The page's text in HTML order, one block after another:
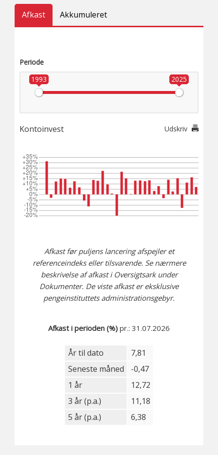
Afkast Akkumuleret
Periode
1993
2025
Kontoinvest Udskriv
Afkast før puljens lancering afspejler et
referenceindeks eller tilsvarende. Se nærmere
beskrivelse af afkast i Oversigtsark under
Dokumenter. De viste afkast er eksklusive
pengeinstituttets administrationsgebyr.
Afkast i perioden (%) pr.: 31.07.2026
År til dato
Seneste måned
1 år
3 år (p.a.)
5 år (p.a.)
7,81
-0,47
12,72
11,18
6,38